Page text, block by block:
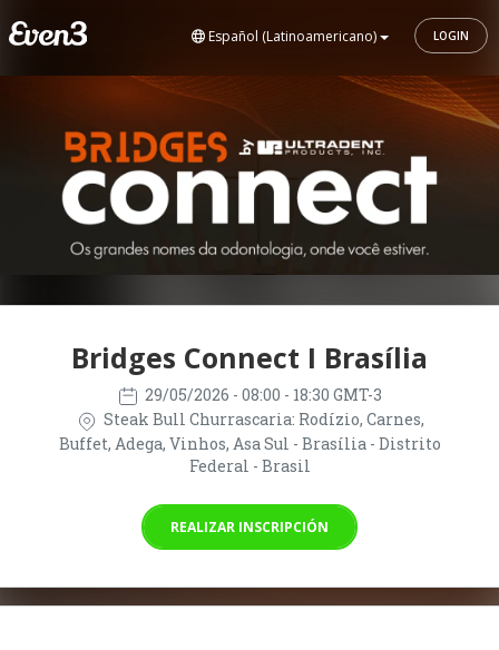
Español (Latinoamericano) LOGIN
Bridges Connect I Brasília
29/05/2026 - 08:00 - 18:30 GMT-3
Steak Bull Churrascaria: Rodízio, Carnes,
Buffet, Adega, Vinhos, Asa Sul - Brasília - Distrito
Federal - Brasil
REALIZAR INSCRIPCIÓN